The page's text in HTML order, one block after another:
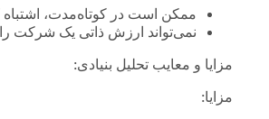
ممکن است در کوتاه‌مدت، اشتباه
نمی‌تواند ارزش ذاتی یک شرکت را
مزایا و معایب تحلیل بنیادی:
مزایا: